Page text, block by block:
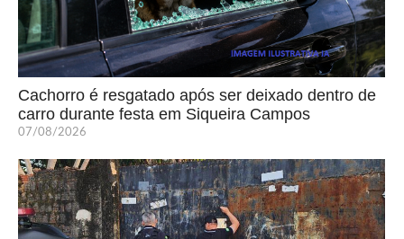
Cachorro é resgatado após ser deixado dentro de
carro durante festa em Siqueira Campos
07/08/2026